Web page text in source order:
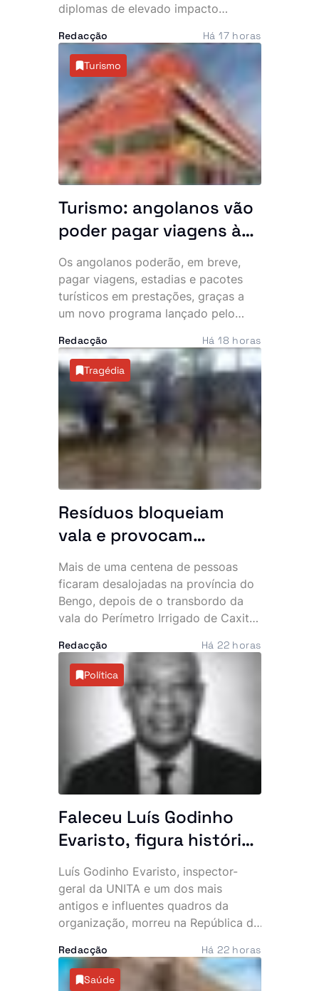
diplomas de elevado impacto
12 e 14 de Agosto, os deputados vão
apreciar a Conta Geral do Estado de
2024, votar leis estruturantes e
decidir matérias ligadas à
organização eleitoral e à cooperação
internacional.
Redacção Há 17 horas
Turismo
Turismo: angolanos vão
poder pagar viagens às
prestações
Os angolanos poderão, em breve,
pagar viagens, estadias e pacotes
turísticos em prestações, graças a
um novo programa lançado pelo
pretende tornar o turismo interno
mais acessível e impulsionar o
sector. A primeira fase da iniciativa
arrancou com a integração de
operadores turísticos no novo
sistema de pagamento.
Redacção Há 18 horas
Tragédia
Resíduos bloqueiam
vala e provocam
inundação que
desalojou mais de 100
pessoas
Mais de uma centena de pessoas
ficaram desalojadas na província do
Bengo, depois de o transbordo da
vala do Perímetro Irrigado de Caxito
zona da Quinjamba, município do
Dande. A falta de desassoreamento e
a acumulação de resíduos são
apontadas como as principais causas
do incidente.
Redacção Há 22 horas
Política
Faleceu Luís Godinho
Evaristo, figura histórica
da UNITA e antigo
quadro da BRINDE
Luís Godinho Evaristo, inspector-
geral da UNITA e um dos mais
antigos e influentes quadros da
organização, morreu na República da
falecimento foi confirmado pelo
Secretariado Nacional para
Redacção Há 22 horas
Saúde